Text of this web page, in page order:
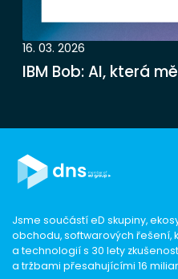
16. 03. 2026
IBM Bob: AI, která
Jsme součástí eD skupiny,
obchodu, softwarových
a technologií s 30 lety
a tržbami přesahujícími 16